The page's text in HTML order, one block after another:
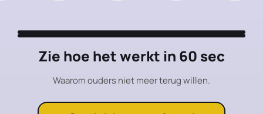
Zie hoe het werkt in 60 sec
Waarom ouders niet meer terug willen.